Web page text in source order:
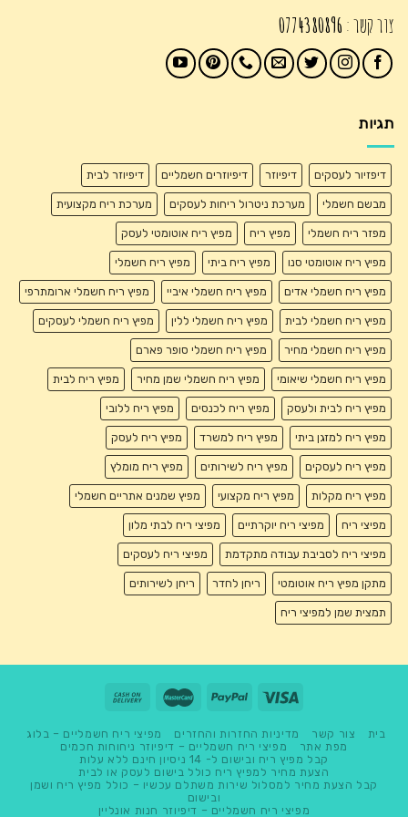
צור קשר : 0774380896
תגיות
דיפזיור לעסקים דיפיוזר דיפיוזרים חשמליים דיפיוזר לבית
מבשם חשמלי מערכת ניטרול ריחות לעסקים מערכת ריח מקצועית
מפזר ריח חשמלי מפיץ ריח מפיץ ריח אוטומטי לעסק
מפיץ ריח אוטומטי סנו מפיץ ריח ביתי מפיץ ריח חשמלי
מפיץ ריח חשמלי אדים מפיץ ריח חשמלי איביי מפיץ ריח חשמלי ארומתרפי
מפיץ ריח חשמלי לבית מפיץ ריח חשמלי ללין מפיץ ריח חשמלי לעסקים
מפיץ ריח חשמלי מחיר מפיץ ריח חשמלי סופר פארם
מפיץ ריח חשמלי שיאומי מפיץ ריח חשמלי שמן מחיר מפיץ ריח לבית
מפיץ ריח לבית ולעסק מפיץ ריח לכנסים מפיץ ריח ללובי
מפיץ ריח למזגן ביתי מפיץ ריח למשרד מפיץ ריח לעסק
מפיץ ריח לעסקים מפיץ ריח לשירותים מפיץ ריח מומלץ
מפיץ ריח מקלות מפיץ ריח מקצועי מפיץ שמנים אתריים חשמלי
מפיצי ריח מפיצי ריח יוקרתיים מפיצי ריח לבתי מלון
מפיצי ריח לסביבת עבודה מתקדמת מפיצי ריח לעסקים
מתקן מפיץ ריח אוטומטי ריחן לחדר ריחן לשירותים
תמצית שמן למפיצי ריח
בית צור קשר מדיניות החזרות והחזרים
מפיצי ריח חשמליים – בלוג
מפת אתר
מפיצי ריח חשמליים – דיפיוזר ניחוחות חכמים
קבל מפיץ ריח ובישום ל- 14 ניסיון חינם ללא עלות
הצעת מחיר למפיץ ריח כולל בישום לעסק או לבית
קבל הצעת מחיר למסלול שירות משתלם עכשיו – כולל מפיץ ריח ושמן
ובישום
מפיצי ריח חשמליים – דיפיוזר חנות אונליין